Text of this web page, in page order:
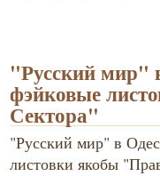
"Русский мир"
фэйковые
Сектора"
"Русский мир" в
листовки якобы